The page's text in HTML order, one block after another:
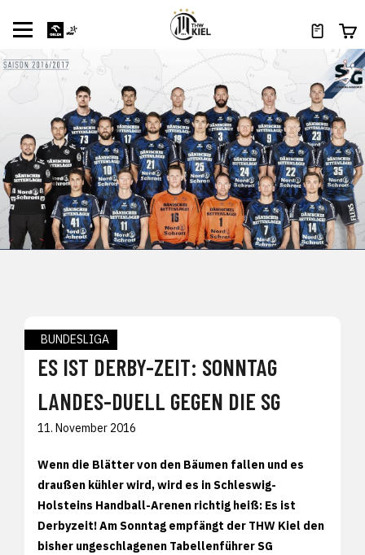
BUNDESLIGA
ES IST DERBY-ZEIT: SONNTAG
LANDES-DUELL GEGEN DIE SG
11. November 2016
Wenn die Blätter von den Bäumen fallen und es
draußen kühler wird, wird es in Schleswig-
Holsteins Handball-Arenen richtig heiß: Es ist
Derbyzeit! Am Sonntag empfängt der THW Kiel den
bisher ungeschlagenen Tabellenführer SG